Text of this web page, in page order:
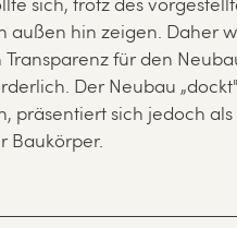
Baukörper.